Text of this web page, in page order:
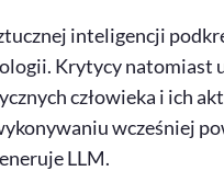
inteligencji
Krytycy natomiast
człowieka i ich
wcześniej
LLM.